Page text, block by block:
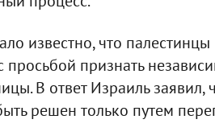
известно, что
признать
В ответ Израиль
решен только путем